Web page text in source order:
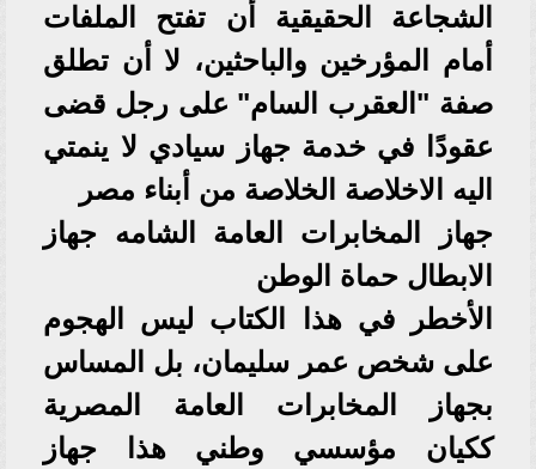
الشجاعة الحقيقية أن تفتح الملفات
أمام المؤرخين والباحثين، لا أن تطلق
صفة "العقرب السام" على رجل قضى
عقودًا في خدمة جهاز سيادي لا ينمتي
اليه الاخلاصة الخلاصة من أبناء مصر
جهاز المخابرات العامة الشامه جهاز
الابطال حماة الوطن
الأخطر في هذا الكتاب ليس الهجوم
على شخص عمر سليمان، بل المساس
بجهاز المخابرات العامة المصرية
ككيان مؤسسي وطني هذا جهاز